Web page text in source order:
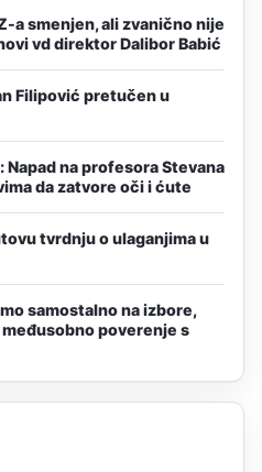
a smenjen, ali zvanično nije
vd direktor Dalibor Babić
Filipović pretučen u
na profesora Stevana
da zatvore oči i ćute
tvrdnju o ulaganjima u
samostalno na izbore,
poverenje s